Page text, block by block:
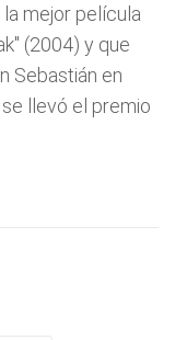
mejor película
(2004) y que
Sebastián en
llevó el premio